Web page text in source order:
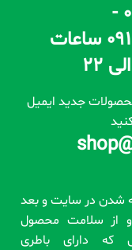
تلفن تماس : 02536617512 -
09126527173 - 09100557173 ساعات
جدید ایمیل
شدن در سایت و بعد
از سلامت محصول
که دارای باطری